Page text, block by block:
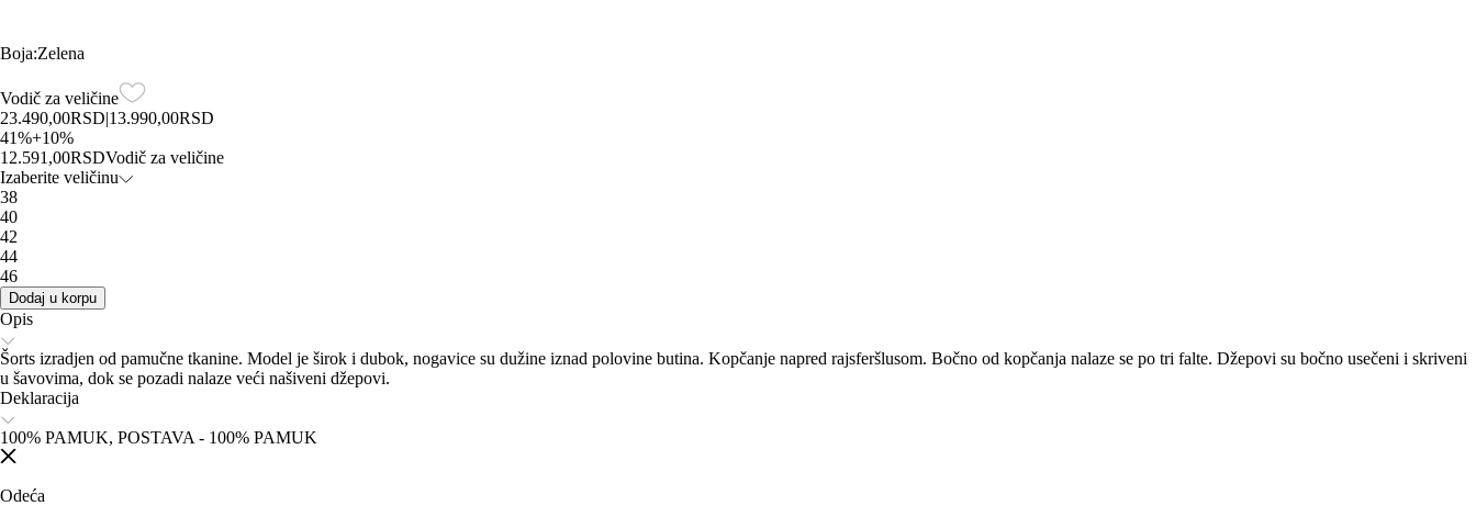
Boja:Zelena
Vodič za veličine
23.490,00RSD|13.990,00RSD
41%+10%
12.591,00RSDVodič za veličine
Izaberite veličinu
38
40
42
44
46
Dodaj u korpu
Opis
Šorts izradjen od pamučne tkanine. Model je širok i dubok, nogavice su dužine iznad polovine butina. Kopčanje napred rajsferšlusom. Bočno od kopčanja nalaze se po tri falte. Džepovi su bočno usečeni i skriveni
u šavovima, dok se pozadi nalaze veći našiveni džepovi.
Deklaracija
100% PAMUK, POSTAVA - 100% PAMUK
Odeća